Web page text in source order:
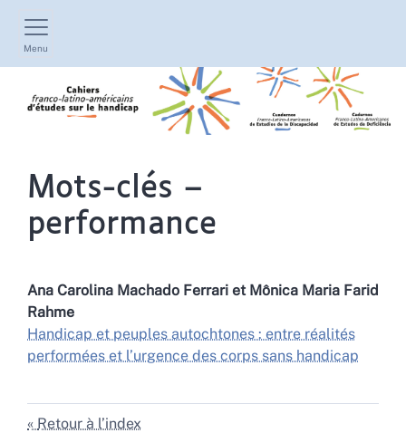
Menu
Mots-clés –
performance
Ana Carolina Machado Ferrari et Mônica Maria Farid
Rahme
Handicap et peuples autochtones : entre réalités
performées et l’urgence des corps sans handicap
Retour à l’index